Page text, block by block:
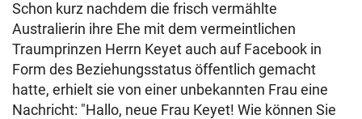
Schon kurz nachdem die frisch vermählte
Australierin ihre Ehe mit dem vermeintlichen
Traumprinzen Herrn Keyet auch auf Facebook in
Form des Beziehungsstatus öffentlich gemacht
hatte, erhielt sie von einer unbekannten Frau eine
Nachricht: "Hallo, neue Frau Keyet! Wie können Sie